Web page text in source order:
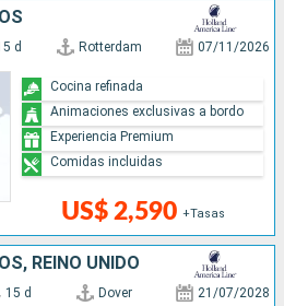
d Rotterdam 07/11/2026
US$ 2,590 +Tasas
Cocina refinada
Animaciones exclusivas a bordo
Experiencia Premium
Comidas incluidas
REINO UNIDO
15 d Dover 21/07/2028